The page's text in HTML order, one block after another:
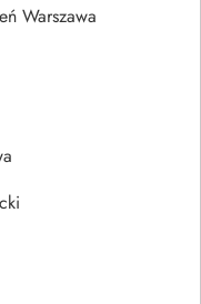
Warszawa